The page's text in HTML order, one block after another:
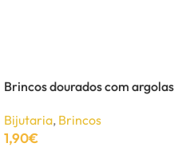
Brincos dourados com argolas
Bijutaria, Brincos
1,90€